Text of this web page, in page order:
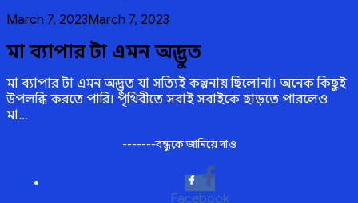
Posted
March 7, 2023March 7, 2023
মা ব্যাপার টা এমন অদ্ভুত
মা ব্যাপার টা এমন অদ্ভুত যা সত্যিই কল্পনায় ছিলোনা। অনেক কিছুই
উপলব্ধি করতে পারি। পৃথিবীতে সবাই সবাইকে ছাড়তে পারলেও
মা…
-------বন্ধুকে জানিয়ে দাও
Facebook